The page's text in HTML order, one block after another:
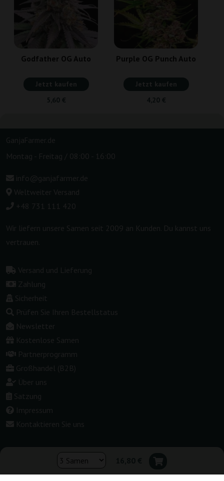
Godfather OG Auto
Jetzt kaufen
5,60 €
Purple OG Punch Auto
Jetzt kaufen
4,20 €
GanjaFarmer.de
Montag - Freitag / 08:00 - 16:00
info@ganjafarmer.de
Weltweiter Versand
+48 731 111 420
Wir liefern unsere Samen seit 2009 an Kunden. Du kannst uns
vertrauen.
Versand und Lieferung
Zahlung
Sicherheit
Prüfen Sie Ihren Bestellstatus
Newsletter
Kostenlose Samen
Partnerprogramm
Großhandel (B2B)
Über uns
Satzung
Impressum
Kontaktieren Sie uns
Shop wechseln: